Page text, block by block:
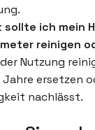
sollte ich mein
reinigen
Nutzung
Jahre ersetzen
nachlässt.